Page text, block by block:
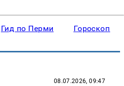
Гид по Перми Гороскопы
08.07.2026, 09:47